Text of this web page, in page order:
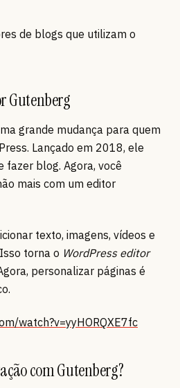
de blogs que utilizam o
Gutenberg
grande mudança para quem
Lançado em 2018, ele
fazer blog. Agora, você
mais com um editor
texto, imagens, vídeos e
torna o WordPress editor
personalizar páginas é
watch?v=yyHORQXE7fc
com Gutenberg?